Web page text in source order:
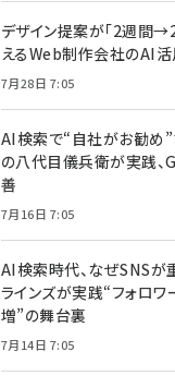
デザイン提案が「2週間
えるWeb制作会社のAI
7月28日 7:05
AI検索で“自社がお勧め”
の八代目儀兵衛が実践、
善
7月16日 7:05
AI検索時代、なぜSNSが
ラインズが実践“フォロ
増”の舞台裏
7月14日 7:05